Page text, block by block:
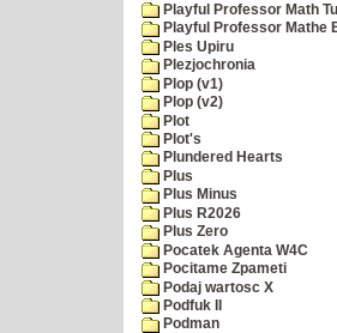
Playful Professor Math
Playful Professor Mathe
Ples Upiru
Plezjochronia
Plop (v1)
Plop (v2)
Plot
Plot's
Plundered Hearts
Plus
Plus Minus
Plus R2026
Plus Zero
Pocatek Agenta W4C
Pocitame Zpameti
Podaj wartosc X
Podfuk II
Podman